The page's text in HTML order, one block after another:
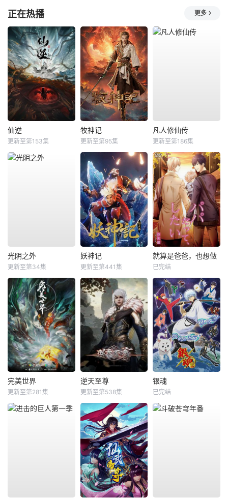
正在热播 更多
仙逆
更新至第153集
牧神记
更新至第95集
凡人修仙传
更新至第186集
光阴之外
更新至第34集
妖神记
更新至第441集
就算是爸爸，也想做
已完结
完美世界
更新至第281集
逆天至尊
更新至第538集
银魂
已完结